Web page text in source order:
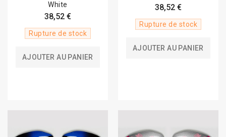
White
38,52 €
Rupture de stock
AJOUTER AU PANIER
38,52 €
Rupture de stock
AJOUTER AU PANIER